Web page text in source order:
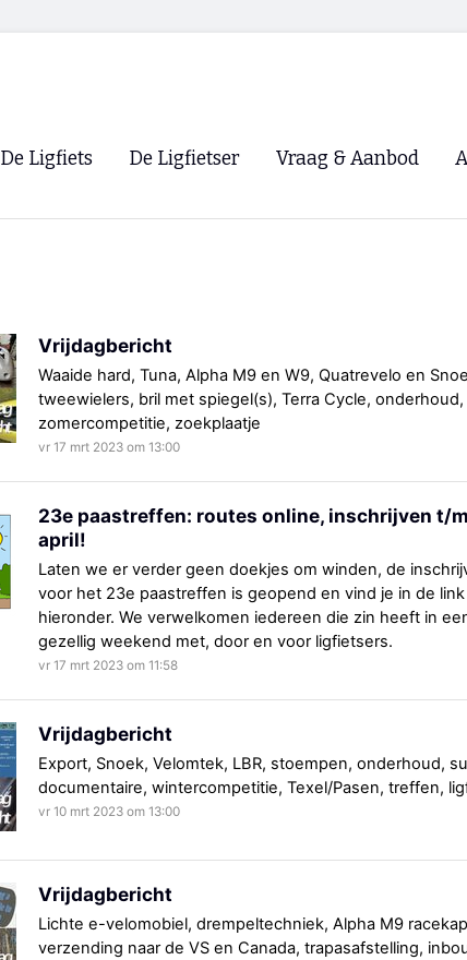
De Ligfiets De Ligfietser
Lokale Fietsverenigingen
EHPVA & EuSupino 🡺
Vraag & Aanbod
Vrijdagbericht
Waaide hard, Tuna, Alpha M9 en W9, Quatrevelo en
tweewielers, bril met spiegel(s), Terra Cycle,
zomercompetitie, zoekplaatje
vr 17 mrt 2023 om 13:00
23e paastreffen: routes online, inschrijven t/
april!
Laten we er verder geen doekjes om winden, de
voor het 23e paastreffen is geopend en vind je in de link
hieronder. We verwelkomen iedereen die zin heeft in
gezellig weekend met, door en voor ligfietsers.
vr 17 mrt 2023 om 11:58
Vrijdagbericht
Export, Snoek, Velomtek, LBR, stoempen, onderhoud,
documentaire, wintercompetitie, Texel/Pasen, treffen,
vr 10 mrt 2023 om 13:00
Vrijdagbericht
Lichte e-velomobiel, drempeltechniek, Alpha M9
verzending naar de VS en Canada, trapasafstelling,